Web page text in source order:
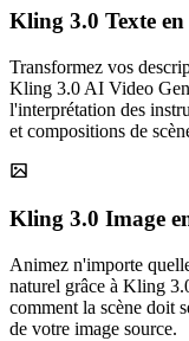
Kling 3.0 Texte en
Transformez vos
Kling 3.0 AI Video
l'interprétation des
et compositions de
Kling 3.0 Image
Animez n'importe
naturel grâce à Kling
comment la scène doit
de votre image source.